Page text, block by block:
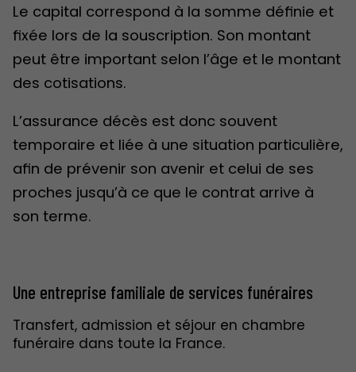
Le capital correspond à la somme définie et
fixée lors de la souscription. Son montant
peut être important selon l’âge et le montant
des cotisations.
L’assurance décès est donc souvent
temporaire et liée à une situation particulière,
afin de prévenir son avenir et celui de ses
proches jusqu’à ce que le contrat arrive à
son terme.
Une entreprise familiale de services funéraires
Transfert, admission et séjour en chambre
funéraire dans toute la France.